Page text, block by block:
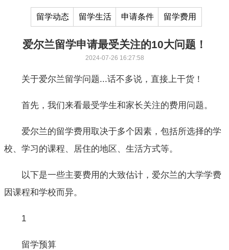
留学动态 留学生活 申请条件 留学费用
爱尔兰留学申请最受关注的10大问题！
2024-07-26 16:27:58
关于爱尔兰留学问题...话不多说，直接上干货！
首先，我们来看最受学生和家长关注的费用问题。
爱尔兰的留学费用取决于多个因素，包括所选择的学
校、学习的课程、居住的地区、生活方式等。
以下是一些主要费用的大致估计，爱尔兰的大学学费
因课程和学校而异。
1
留学预算